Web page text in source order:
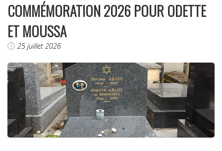
COMMÉMORATION 2026 POUR ODETTE
ET MOUSSA
25 juillet 2026